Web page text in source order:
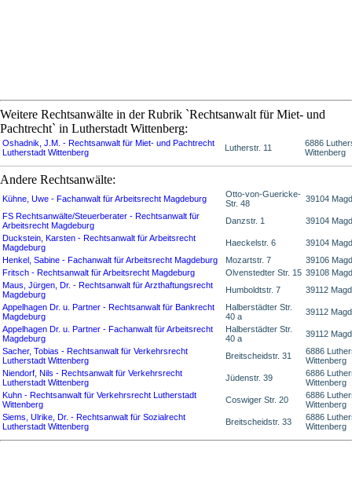
Weitere Rechtsanwälte in der Rubrik `Rechtsanwalt für Miet- und
Pachtrecht` in Lutherstadt Wittenberg:
Oshadnik, J.M. - Rechtsanwalt für Miet- und Pachtrecht
Lutherstadt Wittenberg
Lutherstr. 11
6886
Wittenberg
Andere Rechtsanwälte:
Kühne, Uwe - Fachanwalt für Arbeitsrecht Magdeburg
Otto-von-Guericke-
Str. 48
39104
FS Rechtsanwälte/Steuerberater - Rechtsanwalt für
Arbeitsrecht Magdeburg
Danzstr. 1
39104
Duckstein, Karsten - Rechtsanwalt für Arbeitsrecht
Magdeburg
Haeckelstr. 6
39104
Henkel, Sabine - Fachanwalt für Arbeitsrecht Magdeburg
Mozartstr. 7
39106
Fritsch - Rechtsanwalt für Arbeitsrecht Magdeburg
Olvenstedter Str. 15 39108
Maus, Jürgen, Dr. - Rechtsanwalt für Arzthaftungsrecht
Magdeburg
Humboldtstr. 7
39112
Appelhagen Dr. u. Partner - Rechtsanwalt für Bankrecht
Magdeburg
Halberstädter Str.
40 a
39112
Appelhagen Dr. u. Partner - Fachanwalt für Arbeitsrecht
Magdeburg
Halberstädter Str.
40 a
39112
Sacher, Tobias - Rechtsanwalt für Verkehrsrecht
Lutherstadt Wittenberg
Breitscheidstr. 31
6886
Wittenberg
Niendorf, Nils - Rechtsanwalt für Verkehrsrecht
Lutherstadt Wittenberg
Jüdenstr. 39
6886
Wittenberg
Kuhn - Rechtsanwalt für Verkehrsrecht Lutherstadt
Wittenberg
Coswiger Str. 20
6886
Wittenberg
Siems, Ulrike, Dr. - Rechtsanwalt für Sozialrecht
Lutherstadt Wittenberg
Breitscheidstr. 33
6886
Wittenberg